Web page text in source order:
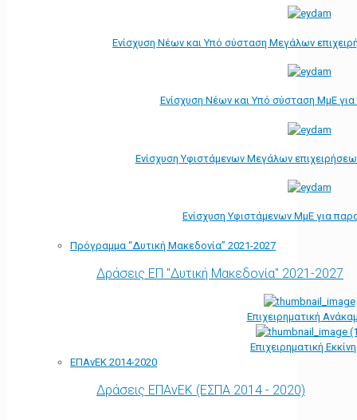
Ενίσχυση Νέων και Υπό σύσταση Μεγάλων
Ενίσχυση Νέων και Υπό σύσταση ΜμΕ
Ενίσχυση Υφιστάμενων Μεγάλων
Ενίσχυση Υφιστάμενων ΜμΕ για
Πρόγραμμα “Δυτική Μακεδονία” 2021-2027
Δράσεις ΕΠ "Δυτική Μακεδονία" 2021-2027
Επιχειρηματική
Επιχειρηματική
ΕΠΑνΕΚ 2014-2020
Δράσεις ΕΠΑνΕΚ (ΕΣΠΑ 2014 - 2020)